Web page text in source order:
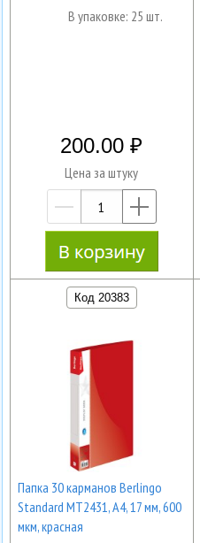
В упаковке: 25 шт.
200.00
Цена за штуку
—
Код 20383
Папка 30 карманов Berlingo
Standard MT2431, А4, 17 мм, 600
мкм, красная